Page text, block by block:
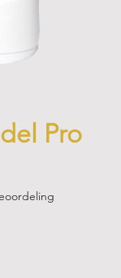
Pro
vijf sterren op basis